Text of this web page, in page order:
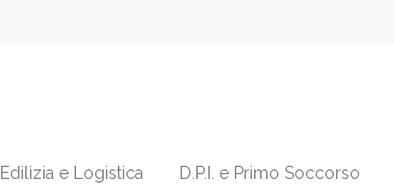
Edilizia e Logistica D.P.I. e Primo Soccorso